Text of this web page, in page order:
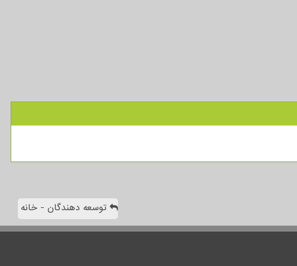
توسعه دهندگان - خانه